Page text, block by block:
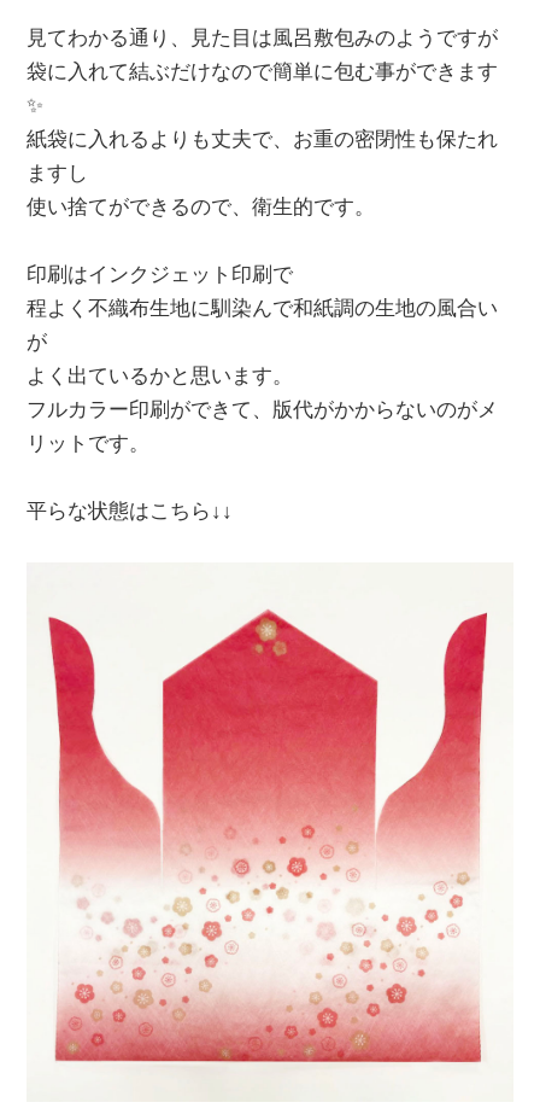
見てわかる通り、見た目は風呂敷包みのようですが
袋に入れて結ぶだけなので簡単に包む事ができます
✨
紙袋に入れるよりも丈夫で、お重の密閉性も保たれ
ますし
使い捨てができるので、衛生的です。
印刷はインクジェット印刷で
程よく不織布生地に馴染んで和紙調の生地の風合い
が
よく出ているかと思います。
フルカラー印刷ができて、版代がかからないのがメ
リットです。
平らな状態はこちら↓↓